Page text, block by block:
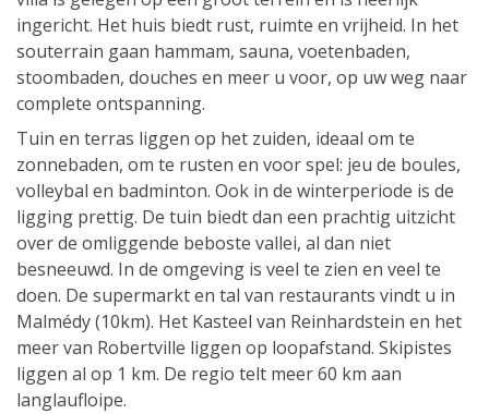
ingericht. Het huis biedt rust, ruimte en vrijheid. In het
souterrain gaan hammam, sauna, voetenbaden,
stoombaden, douches en meer u voor, op uw weg naar
complete ontspanning.
Tuin en terras liggen op het zuiden, ideaal om te
zonnebaden, om te rusten en voor spel: jeu de boules,
volleybal en badminton. Ook in de winterperiode is de
ligging prettig. De tuin biedt dan een prachtig uitzicht
over de omliggende beboste vallei, al dan niet
besneeuwd. In de omgeving is veel te zien en veel te
doen. De supermarkt en tal van restaurants vindt u in
Malmédy (10km). Het Kasteel van Reinhardstein en het
meer van Robertville liggen op loopafstand. Skipistes
liggen al op 1 km. De regio telt meer 60 km aan
langlaufloipe.